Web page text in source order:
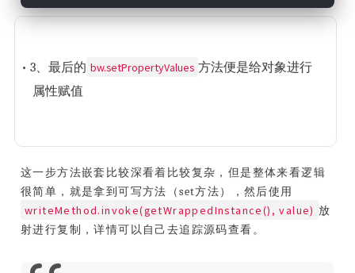
• 3、最后的 bw.setPropertyValues 方法便是给对象进行
属性赋值
这一步方法嵌套比较深看着比较复杂，但是整体来看逻辑
很简单，就是拿到可写方法（set方法），然后使用
writeMethod.invoke(getWrappedInstance(), value) 放
射进行复制，详情可以自己去追踪源码查看。